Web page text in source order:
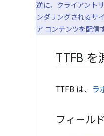
逆に、クライアント
ンダリングされるサ
ア コンテンツを配信
TTFB を
TTFB は、 ラ
フィール